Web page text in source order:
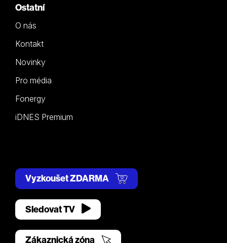
Ostatní
O nás
Kontakt
Novinky
Pro média
Fonergy
iDNES Premium
Vyzkoušet ZDARMA
Sledovat TV
Zákaznická zóna